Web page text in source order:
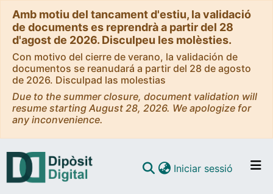
Amb motiu del tancament d'estiu, la validació
de documents es reprendrà a partir del 28
d'agost de 2026. Disculpeu les molèsties.
Con motivo del cierre de verano, la validación de
documentos se reanudará a partir del 28 de agosto
de 2026. Disculpad las molestias
Due to the summer closure, document validation will
resume starting August 28, 2026. We apologize for
any inconvenience.
Iniciar sessió (current)